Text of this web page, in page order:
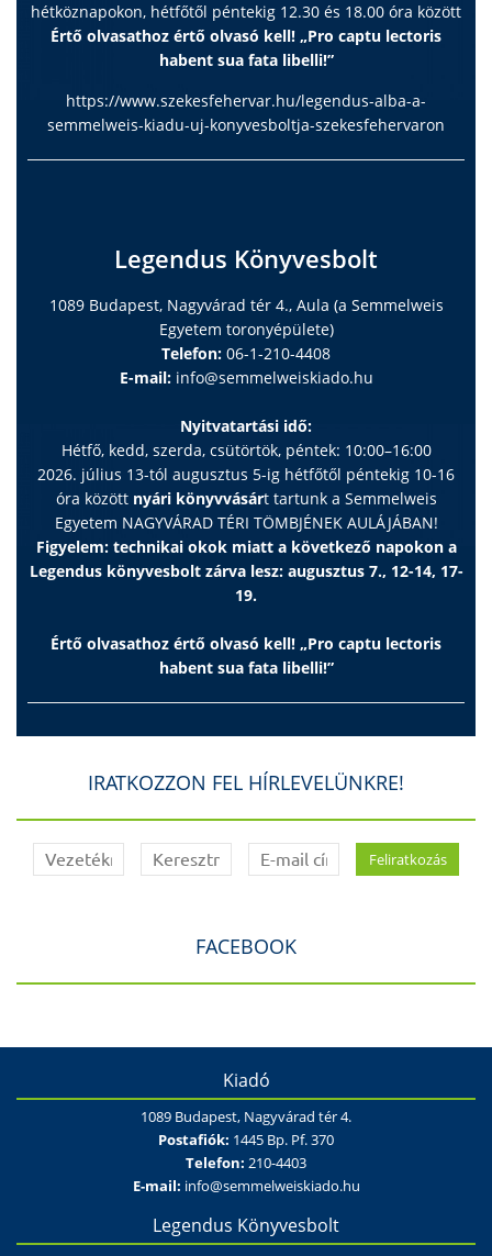
hétköznapokon, hétfőtől péntekig 12.30 és 18.00 óra között
Értő olvasathoz értő olvasó kell! „Pro captu lectoris
habent sua fata libelli!”
https://www.szekesfehervar.hu/legendus-alba-a-
semmelweis-kiadu-uj-konyvesboltja-szekesfehervaron
Legendus Könyvesbolt
1089 Budapest, Nagyvárad tér 4., Aula (a Semmelweis
Egyetem toronyépülete)
Telefon: 06-1-210-4408
E-mail: info@semmelweiskiado.hu
Nyitvatartási idő:
Hétfő, kedd, szerda, csütörtök, péntek: 10:00–16:00
2026. július 13-tól augusztus 5-ig hétfőtől péntekig 10-16
óra között nyári könyvvásárt tartunk a Semmelweis
Egyetem NAGYVÁRAD TÉRI TÖMBJÉNEK AULÁJÁBAN!
Figyelem: technikai okok miatt a következő napokon a
Legendus könyvesbolt zárva lesz: augusztus 7., 12-14, 17-
19.
Értő olvasathoz értő olvasó kell! „Pro captu lectoris
habent sua fata libelli!”
IRATKOZZON FEL HÍRLEVELÜNKRE!
FACEBOOK
Kiadó
1089 Budapest, Nagyvárad tér 4.
Postafiók: 1445 Bp. Pf. 370
Telefon: 210-4403
E-mail: info@semmelweiskiado.hu
Legendus Könyvesbolt